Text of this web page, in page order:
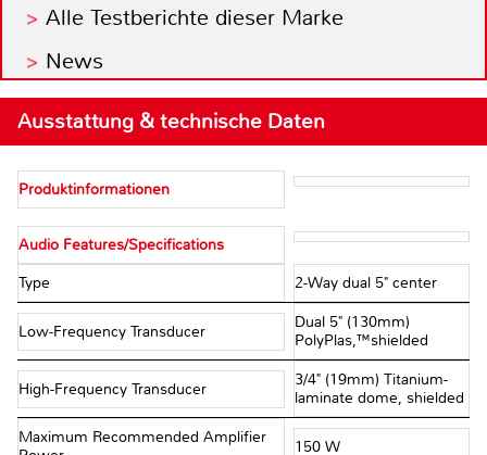
Alle Testberichte dieser Marke
News
Ausstattung & technische Daten
Produktinformationen
Audio Features/Specifications
Type 2-Way dual 5" center
Low-Frequency Transducer
Dual 5" (130mm)
PolyPlas,™shielded
High-Frequency Transducer
3/4" (19mm) Titanium-
laminate dome, shielded
Maximum Recommended Amplifier
150 W